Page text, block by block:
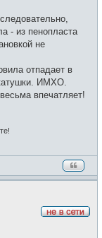
щ
н
и
- из пенопласта
не
отпадает в
ИМХО.
впечатляет!